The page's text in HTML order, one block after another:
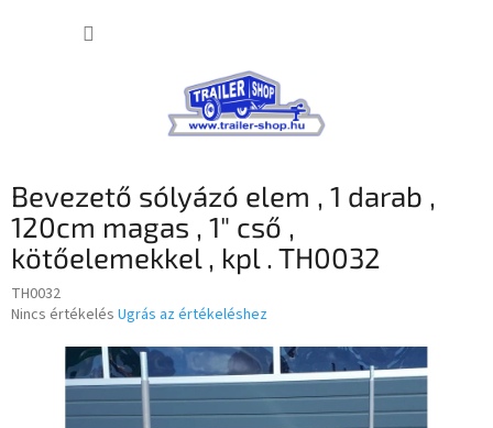
Bevezető sólyázó elem , 1 darab ,
120cm magas , 1" cső ,
kötőelemekkel , kpl . TH0032
TH0032
A
értékelése
Nincs értékelés Ugrás az értékeléshez